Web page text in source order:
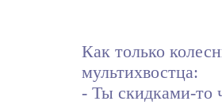
Как только
мультихвостца:
- Ты скидками-то